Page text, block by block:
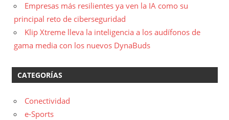
Empresas más resilientes ya ven la IA como su
principal reto de ciberseguridad
Klip Xtreme lleva la inteligencia a los audífonos de
gama media con los nuevos DynaBuds
CATEGORÍAS
Conectividad
e-Sports